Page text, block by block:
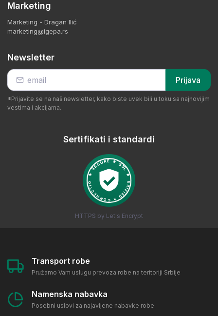
Marketing
Marketing - Dragan Ilić
marketing@igepa.rs
Newsletter
Prijava
*Prijavite se na naš newsletter, kako biste uvek bili u toku sa najnovijim
vestima i akcijama.
Sertifikati i standardi
HTTPS by Let's Encrypt
Transport robe
Pružamo Vam uslugu prevoza robe na teritoriji Srbije
Namenska nabavka
Posebni uslovi za najavljene nabavke robe